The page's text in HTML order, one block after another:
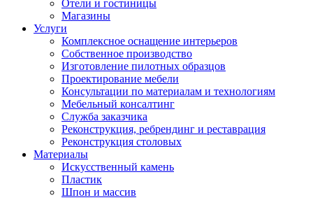
Отели и гостиницы
Магазины
Услуги
Комплексное оснащение интерьеров
Собственное производство
Изготовление пилотных образцов
Проектирование мебели
Консультации по материалам и технологиям
Мебельный консалтинг
Служба заказчика
Реконструкция, ребрендинг и реставрация
Реконструкция столовых
Материалы
Искусственный камень
Пластик
Шпон и массив